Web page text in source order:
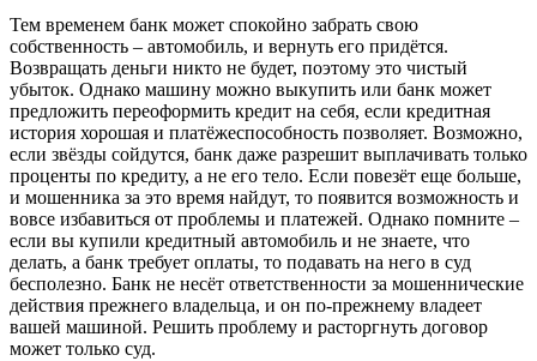
Тем временем банк может спокойно забрать свою
собственность – автомобиль, и вернуть его придётся.
Возвращать деньги никто не будет, поэтому это чистый
убыток. Однако машину можно выкупить или банк может
предложить переоформить кредит на себя, если кредитная
история хорошая и платёжеспособность позволяет. Возможно,
если звёзды сойдутся, банк даже разрешит выплачивать только
проценты по кредиту, а не его тело. Если повезёт еще больше,
и мошенника за это время найдут, то появится возможность и
вовсе избавиться от проблемы и платежей. Однако помните –
если вы купили кредитный автомобиль и не знаете, что
делать, а банк требует оплаты, то подавать на него в суд
бесполезно. Банк не несёт ответственности за мошеннические
действия прежнего владельца, и он по-прежнему владеет
вашей машиной. Решить проблему и расторгнуть договор
может только суд.